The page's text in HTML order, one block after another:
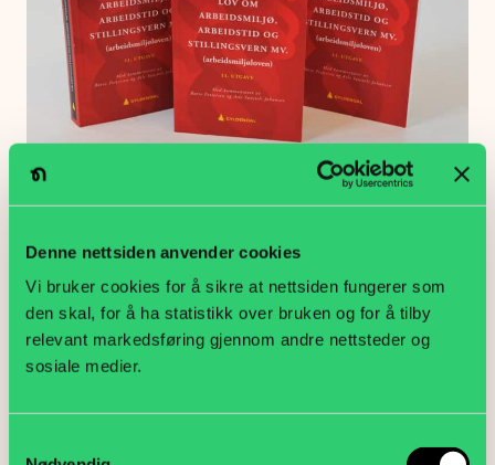
Denne nettsiden anvender cookies
Vi bruker cookies for å sikre at nettsiden fungerer som
den skal, for å ha statistikk over bruken og for å tilby
relevant markedsføring gjennom andre nettsteder og
sosiale medier.
Arbeidsmiljøloven skal bli bedre